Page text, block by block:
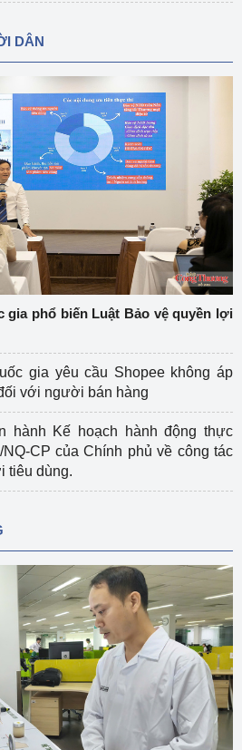
DÂN
gia phổ biến Luật Bảo vệ quyền lợi
gia yêu cầu Shopee không áp
với người bán hàng
hành Kế hoạch hành động thực
CP của Chính phủ về công tác
tiêu dùng.